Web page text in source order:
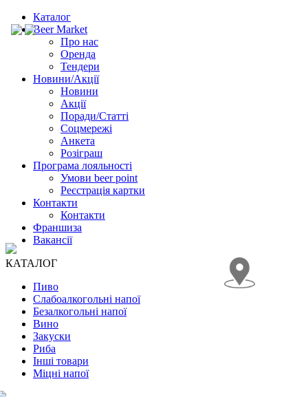
Каталог
Beer Market
Про нас
Оренда
Тендери
Новини/Акції
Новини
Акції
Поради/Статті
Соцмережі
Анкета
Розіграш
Програма лояльності
Умови beer point
Реєстрація картки
Контакти
Контакти
Франшиза
Вакансії
КАТАЛОГ
Пиво
Слабоалкогольні напої
Безалкогольні напої
Вино
Закуски
Риба
Інші товари
Міцні напої